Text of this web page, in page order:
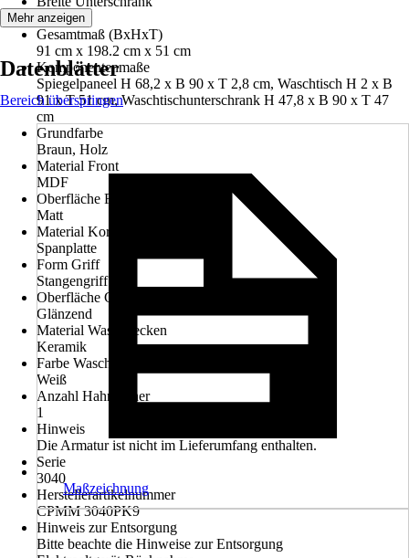
90 cm
Gesamtmaß (BxHxT)
91 cm x 198.2 cm x 51 cm
Komponentenmaße
Spiegelpaneel H 68,2 x B 90 x T 2,8 cm, Waschtisch H 2 x B
91 x T 51 cm, Waschtischunterschrank H 47,8 x B 90 x T 47
cm
Grundfarbe
Braun, Holz
Material Front
MDF
Oberfläche Front
Matt
Material Korpus
Spanplatte
Form Griff
Stangengriff
Oberfläche Griff
Glänzend
Material Waschbecken
Keramik
Farbe Waschbecken
Weiß
Anzahl Hahnlöcher
1
Hinweis
Die Armatur ist nicht im Lieferumfang enthalten.
Serie
3040
Herstellerartikelnummer
CPMM 3040PK9
Hinweis zur Entsorgung
Bitte beachte die Hinweise zur Entsorgung
Mehr anzeigen
Datenblätter
Bereich überspringen
Maßzeichnung